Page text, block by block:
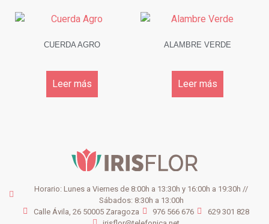
CUERDA AGRO
Leer más
ALAMBRE VERDE
Leer más
Horario: Lunes a Viernes de 8:00h a 13:30h y 16:00h a 19:30h //
Sábados: 8:30h a 13:00h
Calle Ávila, 26 50005 Zaragoza
976 566 676
629 301 828